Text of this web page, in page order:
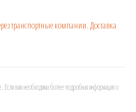
транспортные компании. Доставка
Если вам необходима более подробная информация о